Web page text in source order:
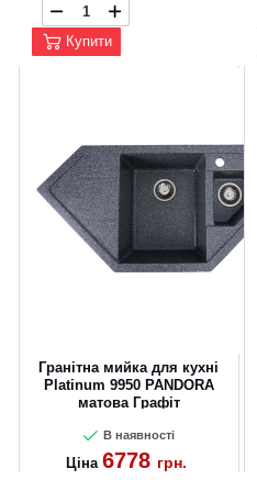
Купити
Гранітна мийка для кухні
Platinum 9950 PANDORA
матова Графіт
В наявності
Ціна 6778 грн.